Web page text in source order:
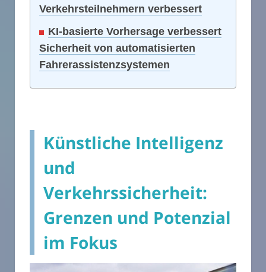
Verkehrsteilnehmern verbessert
KI-basierte Vorhersage verbessert
Sicherheit von automatisierten
Fahrerassistenzsystemen
Künstliche Intelligenz
und
Verkehrssicherheit:
Grenzen und Potenzial
im Fokus